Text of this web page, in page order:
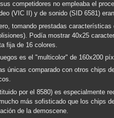
competidores no empleaba el
(VIC II) y de sonido (SID 6581)
tomando prestadas
Podía mostrar 40x25
fija de 16 colores.
es el "multicolor" de 160x200
únicas comparado con otros chips
por el 8580) es especialmente
más sofisticado que los chips
de la demoscene.